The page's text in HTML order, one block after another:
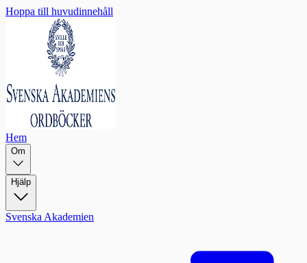
Hoppa till huvudinnehåll
Hem
Om
Hjälp
Svenska Akademien